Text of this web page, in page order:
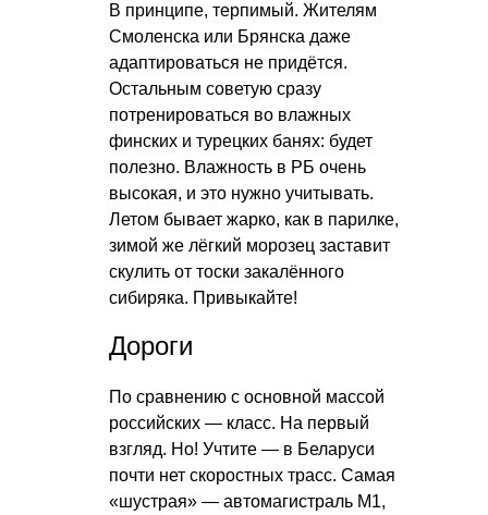
В принципе, терпимый. Жителям
Смоленска или Брянска даже
адаптироваться не придётся.
Остальным советую сразу
потренироваться во влажных
финских и турецких банях: будет
полезно. Влажность в РБ очень
высокая, и это нужно учитывать.
Летом бывает жарко, как в парилке,
зимой же лёгкий морозец заставит
скулить от тоски закалённого
сибиряка. Привыкайте!
Дороги
По сравнению с основной массой
российских — класс. На первый
взгляд. Но! Учтите — в Беларуси
почти нет скоростных трасс. Самая
«шустрая» — автомагистраль М1,